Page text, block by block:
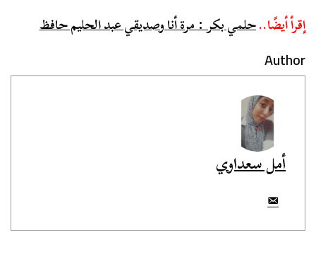
إقرأ أيضًا..حلمي بكر : مرة أنا وصديقي عبد الحليم حافظ
Author
أمل سعداوي